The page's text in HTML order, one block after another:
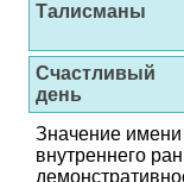
Талисманы
Счастливый
день
Значение
внутреннего